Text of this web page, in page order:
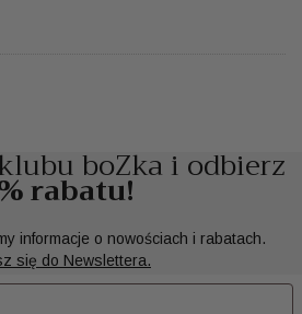
boZka i odbierz
rabatu!
informacje o nowościach i rabatach.
się do Newslettera.